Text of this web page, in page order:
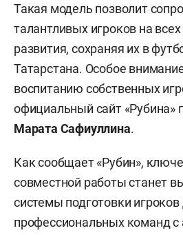
Такая модель позволит
талантливых игроков на всех
развития, сохраняя их в
Татарстана. Особое
воспитанию собственных
официальный сайт «Рубина»
Марата Сафиуллина.
Как сообщает «Рубин»,
совместной работы станет
системы подготовки игроков
профессиональных команд с